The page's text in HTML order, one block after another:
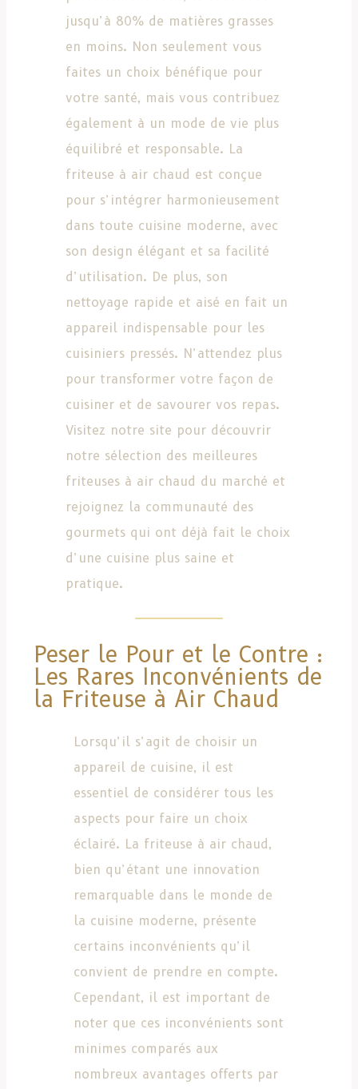
jusqu’à 80% de matières grasses
en moins. Non seulement vous
faites un choix bénéfique pour
votre santé, mais vous contribuez
également à un mode de vie plus
équilibré et responsable. La
friteuse à air chaud est conçue
pour s’intégrer harmonieusement
dans toute cuisine moderne, avec
son design élégant et sa facilité
d’utilisation. De plus, son
nettoyage rapide et aisé en fait un
appareil indispensable pour les
cuisiniers pressés. N’attendez plus
pour transformer votre façon de
cuisiner et de savourer vos repas.
Visitez notre site pour découvrir
notre sélection des meilleures
friteuses à air chaud du marché et
rejoignez la communauté des
gourmets qui ont déjà fait le choix
d’une cuisine plus saine et
pratique.
Peser le Pour et le Contre :
Les Rares Inconvénients de
la Friteuse à Air Chaud
Lorsqu’il s’agit de choisir un
appareil de cuisine, il est
essentiel de considérer tous les
aspects pour faire un choix
éclairé. La friteuse à air chaud,
bien qu’étant une innovation
remarquable dans le monde de
la cuisine moderne, présente
certains inconvénients qu’il
convient de prendre en compte.
Cependant, il est important de
noter que ces inconvénients sont
minimes comparés aux
nombreux avantages offerts par